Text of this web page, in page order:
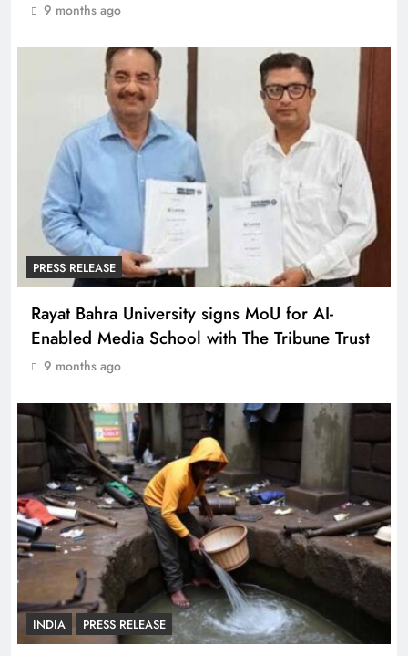
9 months ago
PRESS RELEASE
Rayat Bahra University signs MoU for AI-
Enabled Media School with The Tribune Trust
9 months ago
INDIA PRESS RELEASE